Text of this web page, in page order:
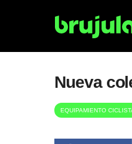
Nueva
EQUIPAMIENTO